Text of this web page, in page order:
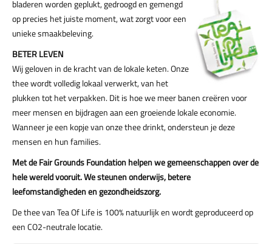
bladeren worden geplukt, gedroogd en gemengd
op precies het juiste moment, wat zorgt voor een
unieke smaakbeleving.
BETER LEVEN
Wij geloven in de kracht van de lokale keten. Onze
thee wordt volledig lokaal verwerkt, van het
plukken tot het verpakken. Dit is hoe we meer banen creëren voor
meer mensen en bijdragen aan een groeiende lokale economie.
Wanneer je een kopje van onze thee drinkt, ondersteun je deze
mensen en hun families.
Met de Fair Grounds Foundation helpen we gemeenschappen over de
hele wereld vooruit. We steunen onderwijs, betere
leefomstandigheden en gezondheidszorg.
De thee van Tea Of Life is 100% natuurlijk en wordt geproduceerd op
een CO2-neutrale locatie.